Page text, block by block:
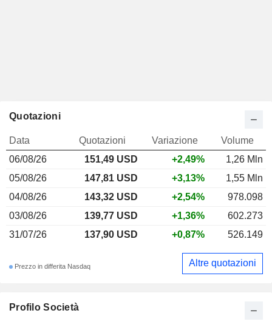
Profilo Società
Quotazioni
Data Quotazioni Variazione
Volume
06/08/26
151,49 USD +2,49%
1,26 Mln
05/08/26
147,81 USD +3,13%
1,55 Mln
04/08/26
143,32 USD +2,54%
978.098
03/08/26
139,77 USD +1,36%
602.273
31/07/26
137,90 USD +0,87% 526.149
Prezzo in differita Nasdaq Altre quotazioni